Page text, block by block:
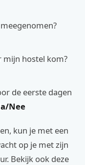
mijn hostel kom?
de eerste dagen
Nee
kun je met een
op je met zijn
Bekijk ook deze